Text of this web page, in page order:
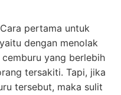
pertama untuk
dengan menolak
yang berlebih
tersakiti. Tapi, jika
tersebut, maka sulit